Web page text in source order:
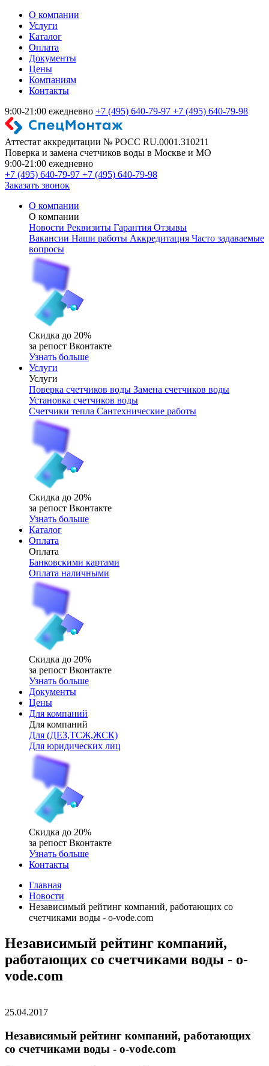
О компании
Услуги
Каталог
Оплата
Документы
Цены
Компаниям
Контакты
9:00-21:00 ежедневно +7 (495) 640-79-97 +7 (495) 640-79-98
Аттестат аккредитации № РОСС RU.0001.310211
Поверка и замена счетчиков воды в Москве и МО
9:00-21:00 ежедневно
+7 (495) 640-79-97 +7 (495) 640-79-98
Заказать звонок
О компании
О компании
Новости Реквизиты Гарантия Отзывы
Вакансии Наши работы Аккредитация Часто задаваемые
вопросы
Скидка до 20%
за репост Вконтакте
Узнать больше
Услуги
Услуги
Поверка счетчиков воды Замена счетчиков воды
Установка счетчиков воды
Счетчики тепла Сантехнические работы
Скидка до 20%
за репост Вконтакте
Узнать больше
Каталог
Оплата
Оплата
Банковскими картами
Оплата наличными
Скидка до 20%
за репост Вконтакте
Узнать больше
Документы
Цены
Для компаний
Для компаний
Для (ДЕЗ,ТСЖ,ЖСК)
Для юридических лиц
Скидка до 20%
за репост Вконтакте
Узнать больше
Контакты
Главная
Новости
Независимый рейтинг компаний, работающих со
счетчиками воды - o-vode.com
Независимый рейтинг компаний,
работающих со счетчиками воды - o-
vode.com
25.04.2017
Независимый рейтинг компаний, работающих
со счетчиками воды - o-vode.com